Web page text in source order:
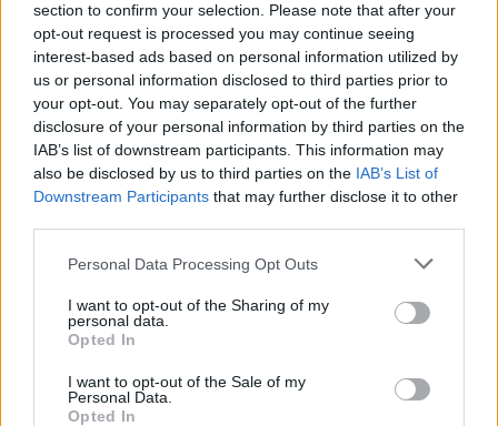
section to confirm your selection. Please note that after your
opt-out request is processed you may continue seeing
interest-based ads based on personal information utilized by
us or personal information disclosed to third parties prior to
your opt-out. You may separately opt-out of the further
disclosure of your personal information by third parties on the
IAB’s list of downstream participants. This information may
also be disclosed by us to third parties on the IAB’s List of
Downstream Participants that may further disclose it to other
Please note that this website/app uses one or more Google
not limited to your visit or usage behaviour. You may click to
grant or deny consent to Google and its third-party tags to
use your data for below specified purposes in below Google
consent section.
Personal Data Processing Opt Outs
I want to opt-out of the Sharing of my
personal data.
Opted In
I want to opt-out of the Sale of my
Personal Data.
Opted In
#ÉLETMÓD #ABORTUSZ #SZEXSZTRÁJK
#SZTRÁJK #TWITTER #KÖZÖSSÉGI OLDALAK
ROE V WADE
Népszerű